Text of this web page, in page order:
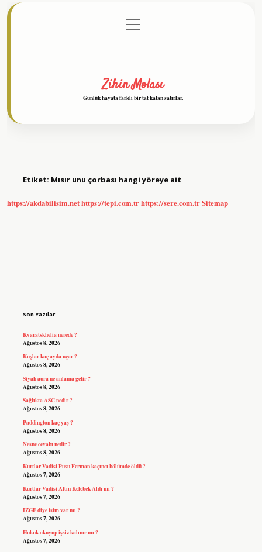
Gizlilik Politikası
menüyü
aç
Zihin Molası
Günlük hayata farklı bir tat katan satırlar.
Etiket: Mısır unu çorbası hangi yöreye ait
https://akdabilisim.nethttps://tepi.com.trhttps://sere.com.trSitemap
Son Yazılar
Kvaratskhelia nerede ?
Ağustos 8, 2026
Kuşlar kaç ayda uçar ?
Ağustos 8, 2026
Siyah aura ne anlama gelir ?
Ağustos 8, 2026
Sağlıkta ASC nedir ?
Ağustos 8, 2026
Paddington kaç yaş ?
Ağustos 8, 2026
Nesne cevabı nedir ?
Ağustos 8, 2026
Kurtlar Vadisi Pusu Ferman kaçıncı bölümde öldü ?
Ağustos 7, 2026
Kurtlar Vadisi Altın Kelebek Aldı mı ?
Ağustos 7, 2026
IZGE diye isim var mı ?
Ağustos 7, 2026
Hukuk okuyup işsiz kalınır mı ?
Ağustos 7, 2026